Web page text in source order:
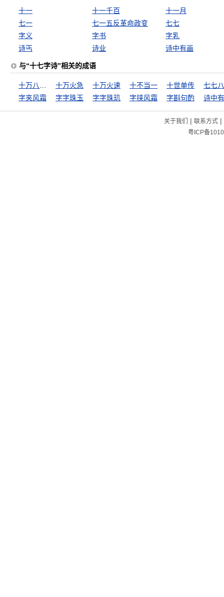
十一 十一千百
十一月
七一
七一五反革命政变
七七
字义
字书
字乳
诗丐
诗业 诗中有画
与“十七字诗”相关的成语
十万火急 十万火速 十不当一 十世单传
七七
字夹风霜
字字珠玉 字字珠玑 字挟风霜 字斟句酌 诗中
关于我们 | 联系方式|
粤ICP备